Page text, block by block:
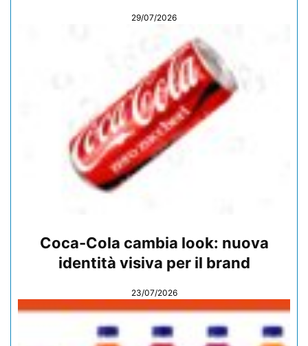
29/07/2026
Coca-Cola cambia look: nuova
identità visiva per il brand
23/07/2026